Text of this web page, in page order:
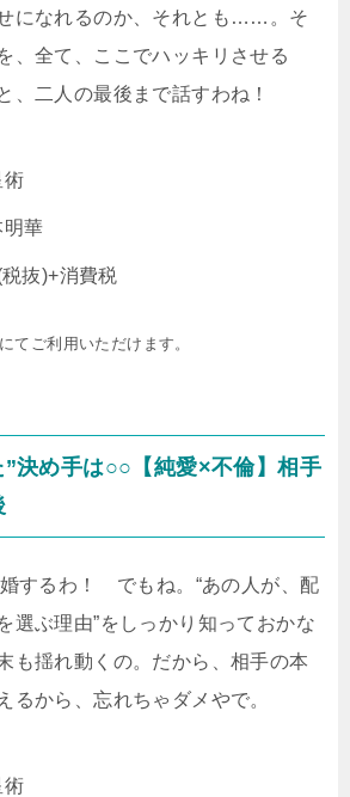
になれるのか、それとも……。そ
、全て、ここでハッキリさせる
二人の最後まで話すわね！
術
明華
抜)+消費税
てご利用いただけます。
決め手は○○【純愛×不倫】相手
するわ！ でもね。“あの人が、配
選ぶ理由”をしっかり知っておかな
も揺れ動くの。だから、相手の本
るから、忘れちゃダメやで。
術